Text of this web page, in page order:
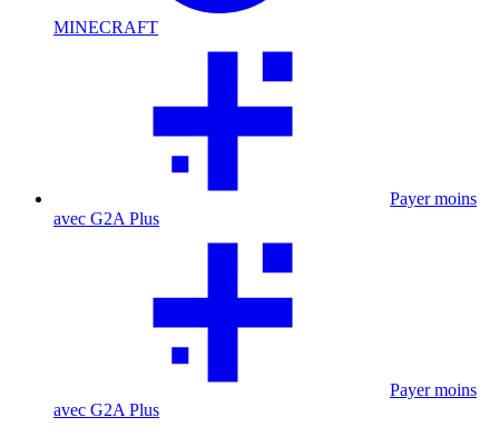
MINECRAFT
Payer moins
avec G2A Plus
Payer moins
avec G2A Plus